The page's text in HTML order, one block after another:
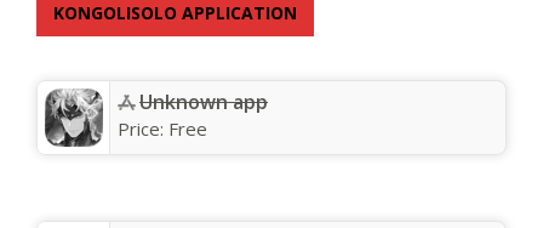
KONGOLISOLO APPLICATION
Unknown app
Price: Free